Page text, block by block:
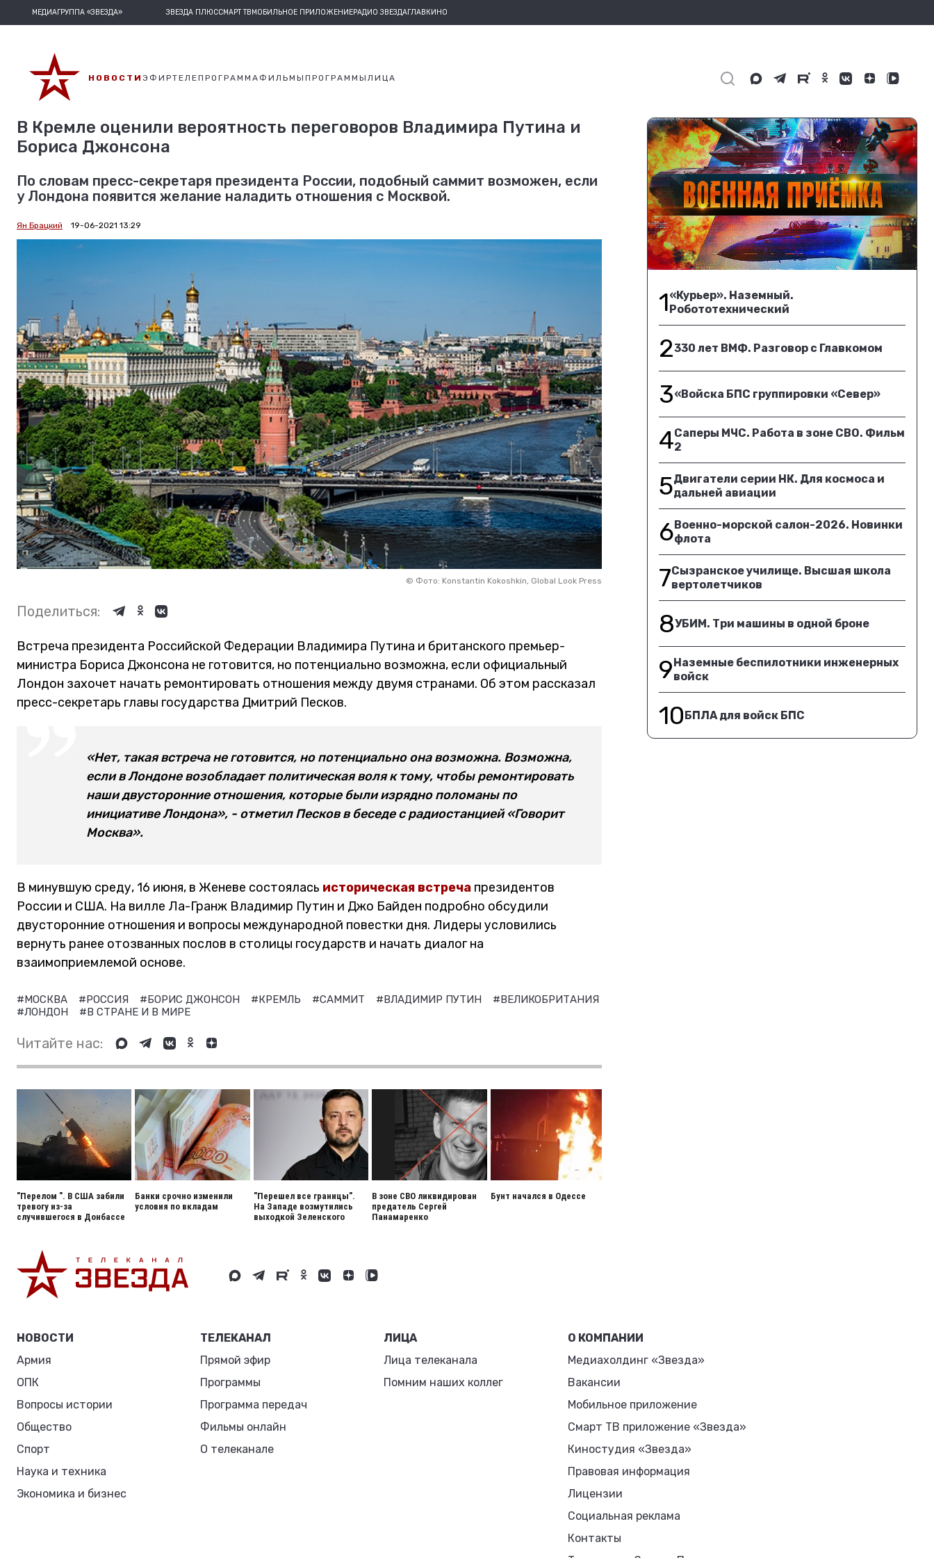
МЕДИАГРУППА «ЗВЕЗДА» ЗВЕЗДА ПЛЮССМАРТ ТВМОБИЛЬНОЕ ПРИЛОЖЕНИЕРАДИО ЗВЕЗДАГЛАВКИНО
НОВОСТИ ЭФИРТЕЛЕПРОГРАММАФИЛЬМЫ ПРОГРАММЫ ЛИЦА
В Кремле оценили вероятность переговоров Владимира Путина и
Бориса Джонсона
По словам пресс-секретаря президента России, подобный саммит возможен, если
у Лондона появится желание наладить отношения с Москвой.
Ян Брацкий 19-06-2021 13:29
© Фото: Konstantin Kokoshkin, Global Look Press
Поделиться:
Встреча президента Российской Федерации Владимира Путина и британского премьер-
министра Бориса Джонсона не готовится, но потенциально возможна, если официальный
Лондон захочет начать ремонтировать отношения между двумя странами. Об этом рассказал
пресс-секретарь главы государства Дмитрий Песков.
«Нет, такая встреча не готовится, но потенциально она возможна. Возможна,
если в Лондоне возобладает политическая воля к тому, чтобы ремонтировать
наши двусторонние отношения, которые были изрядно поломаны по
инициативе Лондона», - отметил Песков в беседе с радиостанцией «Говорит
Москва».
В минувшую среду, 16 июня, в Женеве состоялась историческая встреча президентов
России и США. На вилле Ла-Гранж Владимир Путин и Джо Байден подробно обсудили
двусторонние отношения и вопросы международной повестки дня. Лидеры условились
вернуть ранее отозванных послов в столицы государств и начать диалог на
взаимоприемлемой основе.
#МОСКВА #РОССИЯ #БОРИС ДЖОНСОН #КРЕМЛЬ #САММИТ #ВЛАДИМИР ПУТИН
#ВЕЛИКОБРИТАНИЯ
#ЛОНДОН
#В СТРАНЕ И В МИРЕ
Читайте нас:
"Перелом ". В США забили
тревогу из-за
случившегося в Донбассе
Банки срочно изменили
условия по вкладам
"Перешел все границы".
На Западе возмутились
выходкой Зеленского
В зоне СВО ликвидирован
предатель Сергей
Панамаренко
Бунт начался в Одессе
1«Курьер». Наземный.
Робототехнический
2330 лет ВМФ. Разговор с Главкомом
3«Войска БПС группировки «Север»
4Саперы МЧС. Работа в зоне СВО. Фильм
2
5Двигатели серии НК. Для космоса и
дальней авиации
6Военно-морской салон-2026. Новинки
флота
7Сызранское училище. Высшая школа
вертолетчиков
8УБИМ. Три машины в одной броне
9Наземные беспилотники инженерных
войск
10БПЛА для войск БПС
НОВОСТИ
Армия
ОПК
Вопросы истории
Общество
Спорт
Наука и техника
Экономика и бизнес
ТЕЛЕКАНАЛ
Прямой эфир
Программы
Программа передач
Фильмы онлайн
О телеканале
ЛИЦА
Лица телеканала
Помним наших коллег
О КОМПАНИИ
Медиахолдинг «Звезда»
Вакансии
Мобильное приложение
Смарт ТВ приложение «Звезда»
Киностудия «Звезда»
Правовая информация
Лицензии
Социальная реклама
Контакты